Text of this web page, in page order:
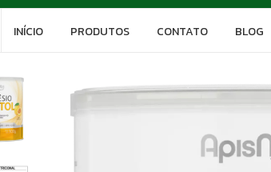
INÍCIO PRODUTOS CONTATO BLOG